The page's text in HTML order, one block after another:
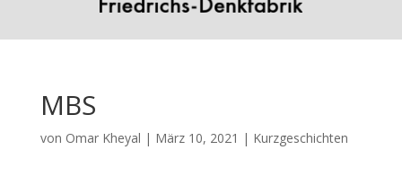
MBS
von Omar Kheyal | März 10, 2021 | Kurzgeschichten